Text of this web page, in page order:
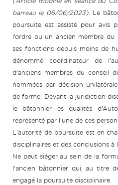
barreau le 06/06/2023). Le
poursuite est assisté pour avis
l’ordre ou un ancien membre
ses fonctions depuis moins de
dénommé coordinateur de
d’anciens membres du conseil
nommées par décision
de forme. Devant la juridiction
le bâtonnier ès qualités
représenté par l’une de ces
L'autorité de poursuite est en
disciplinaires et des conclusions à
Ne peut siéger au sein de la
l’ancien bâtonnier qui, au titre
engagé la poursuite disciplinaire.